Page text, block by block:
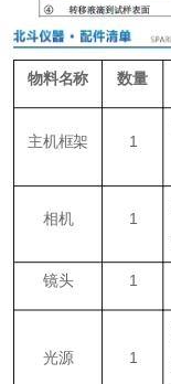
物料名称 数量
主机框架 1
相机 1
镜头 1
光源 1